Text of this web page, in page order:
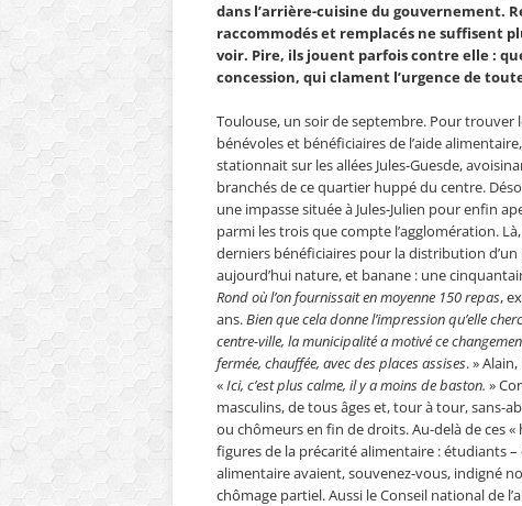
dans l’arrière-cuisine du gouvernement.
raccommodés et remplacés ne suffisent
voir. Pire, ils jouent parfois contre elle :
concession, qui clament l’urgence de
Toulouse, un soir de septembre. Pour trouver
bénévoles et bénéficiaires de l’aide
stationnait sur les allées Jules-Guesde,
branchés de ce quartier huppé du centre.
une impasse située à Jules-Julien pour enfin
parmi les trois que compte l’agglomération.
derniers bénéficiaires pour la distribution
aujourd’hui nature, et banane : une
Rond où l’on fournissait en moyenne 150 repas,
ans.Bien que cela donne l’impression qu’elle
centre-ville, la municipalité a motivé ce
fermée, chauffée, avec des places assises. »
«Ici, c’est plus calme, il y a moins de baston. »
masculins, de tous âges et, tour à tour, sans-
ou chômeurs en fin de droits. Au-delà de ces
figures de la précarité alimentaire : étudiants
alimentaire avaient, souvenez-vous, indigné
chômage partiel. Aussi le Conseil national de